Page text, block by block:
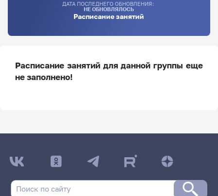
ДАТА ПОСЛЕДНЕГО ОБНОВЛЕНИЯ:
НЕ ОБНОВЛЯЛОСЬ
Расписание занятий
Расписание занятий для данной группы еще
не заполнено!
ДАТА ПОСЛЕДНЕГО ОБНОВЛЕНИЯ:
НЕ ОБНОВЛЯЛОСЬ